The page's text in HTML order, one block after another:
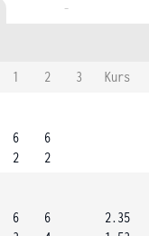
-
1 2 3
Kurs
6
2
6
2
6
6
2.35